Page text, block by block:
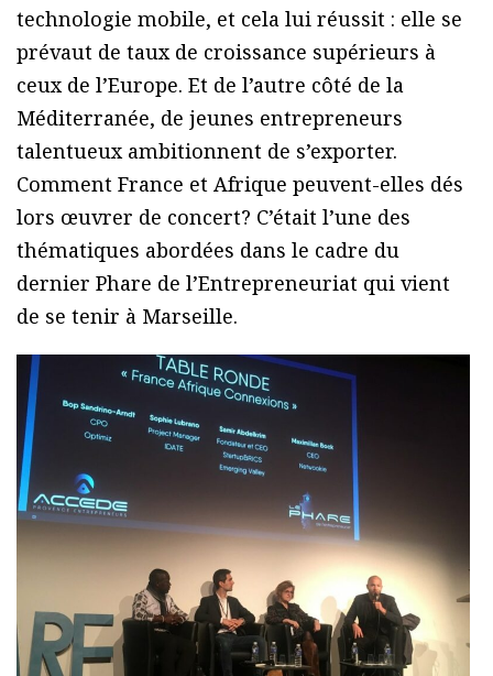
technologie mobile, et cela lui réussit : elle se
prévaut de taux de croissance supérieurs à
ceux de l’Europe. Et de l’autre côté de la
Méditerranée, de jeunes entrepreneurs
talentueux ambitionnent de s’exporter.
Comment France et Afrique peuvent-elles dés
lors œuvrer de concert? C’était l’une des
thématiques abordées dans le cadre du
dernier Phare de l’Entrepreneuriat qui vient
de se tenir à Marseille.